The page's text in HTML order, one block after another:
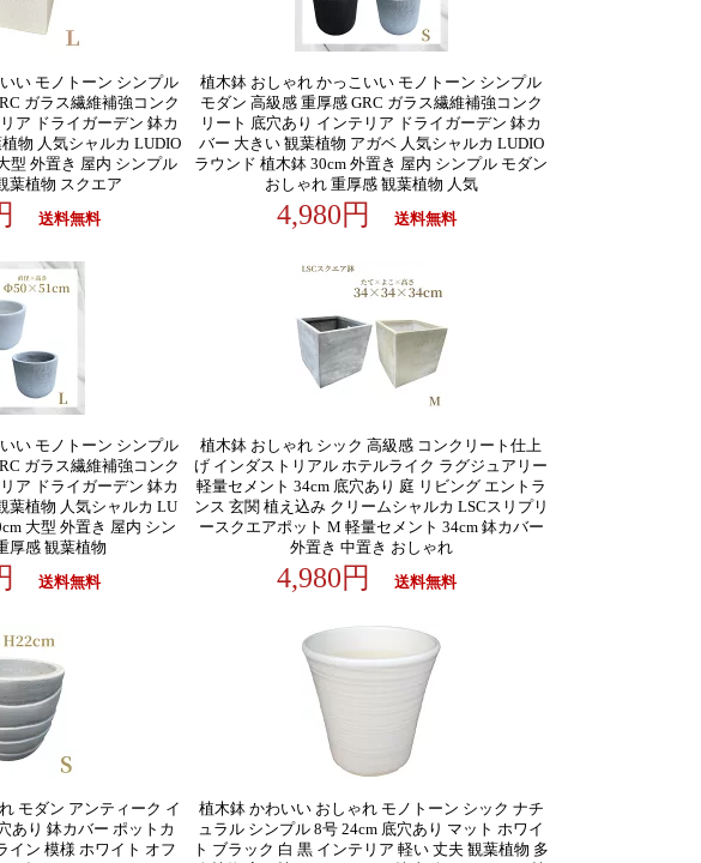
い モノトーン シンプル
ガラス繊維補強コンク
ア ドライガーデン 鉢カ
物 人気シャルカ LUDIO
型 外置き 屋内 シンプル
葉植物 スクエア
送料無料
植木鉢 おしゃれ かっこいい モノトーン シンプル
モダン 高級感 重厚感 GRC ガラス繊維補強コンク
リート 底穴あり インテリア ドライガーデン 鉢カ
バー 大きい 観葉植物 アガベ 人気シャルカ LUDIO
ラウンド 植木鉢 30cm 外置き 屋内 シンプル モダン
おしゃれ 重厚感 観葉植物 人気
4,980円 送料無料
い モノトーン シンプル
ガラス繊維補強コンク
ア ドライガーデン 鉢カ
葉植物 人気シャルカ LU
大型 外置き 屋内 シン
厚感 観葉植物
送料無料
植木鉢 おしゃれ シック 高級感 コンクリート仕上
げ インダストリアル ホテルライク ラグジュアリー
軽量セメント 34cm 底穴あり 庭 リビング エントラ
ンス 玄関 植え込み クリームシャルカ LSCスリプリ
ースクエアポット M 軽量セメント 34cm 鉢カバー
外置き 中置き おしゃれ
4,980円 送料無料
モダン アンティーク イ
あり 鉢カバー ポットカ
イン 模様 ホワイト オフ
植木鉢 かわいい おしゃれ モノトーン シック ナチ
ュラル シンプル 8号 24cm 底穴あり マット ホワイ
ト ブラック 白 黒 インテリア 軽い 丈夫 観葉植物 多